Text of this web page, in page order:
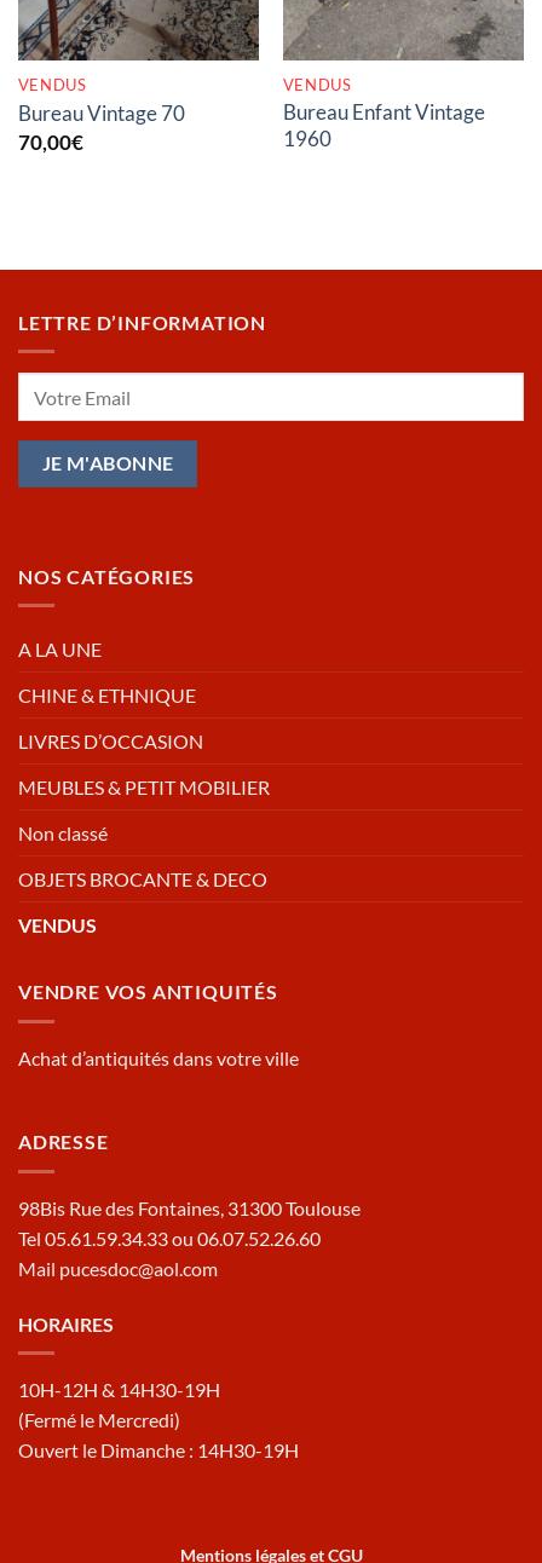
VENDUS
Bureau Vintage 70
70,00€
VENDUS
Bureau Enfant Vintage
1960
LETTRE D’INFORMATION
NOS CATÉGORIES
A LA UNE
CHINE & ETHNIQUE
LIVRES D’OCCASION
MEUBLES & PETIT MOBILIER
Non classé
OBJETS BROCANTE & DECO
VENDUS
VENDRE VOS ANTIQUITÉS
Achat d’antiquités dans votre ville
ADRESSE
98Bis Rue des Fontaines, 31300 Toulouse
Tel 05.61.59.34.33 ou 06.07.52.26.60
Mail pucesdoc@aol.com
HORAIRES
10H-12H & 14H30-19H
(Fermé le Mercredi)
Ouvert le Dimanche : 14H30-19H
Mentions légales et CGU